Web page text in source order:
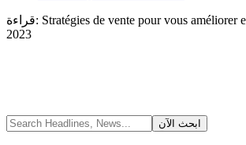
قراءة: Stratégies de vente pour vous améliorer
2023